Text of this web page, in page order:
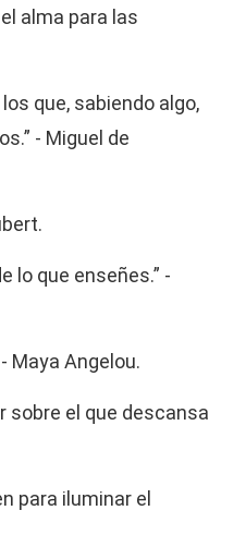
alma para las
que, sabiendo algo,
- Miguel de
lo que enseñes.” -
Maya Angelou.
sobre el que descansa
para iluminar el